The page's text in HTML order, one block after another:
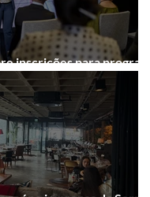
inscrições para programa